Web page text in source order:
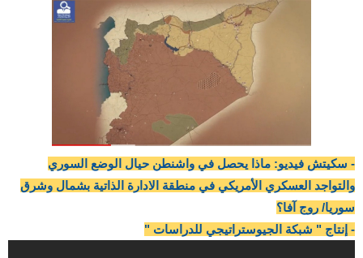
- سكيتش فيديو: ماذا يحصل في واشنطن حيال الوضع السوري
والتواجد العسكري الأمريكي في منطقة الادارة الذاتية بشمال وشرق
سوريا/ روج آفا؟
- إنتاج " شبكة الجيوستراتيجي للدراسات "